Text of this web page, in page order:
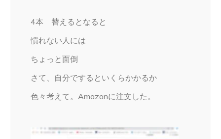
4本 替えるとなると
慣れない人には
ちょっと面倒
さて、自分でするといくらかかるか
色々考えて。Amazonに注文した。